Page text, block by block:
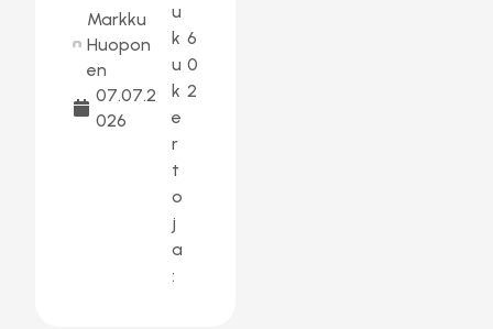
Markku
Huopon
en
07.07.2
026
u
k
u
k
e
r
t
o
j
a
:
6
0
2